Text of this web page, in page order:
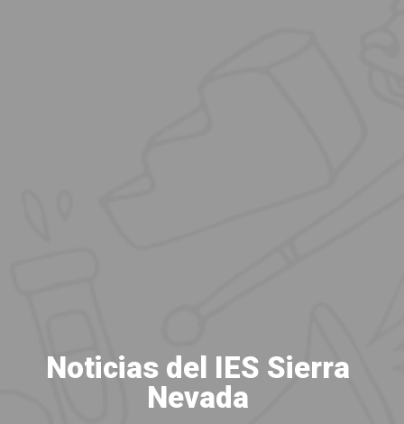
Noticias del IES Sierra
Nevada